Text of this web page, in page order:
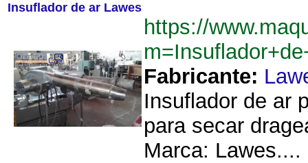
Insuflador de ar Lawes
https://
Fabricante:
Insuflador de ar
para secar
Marca: Lawes....